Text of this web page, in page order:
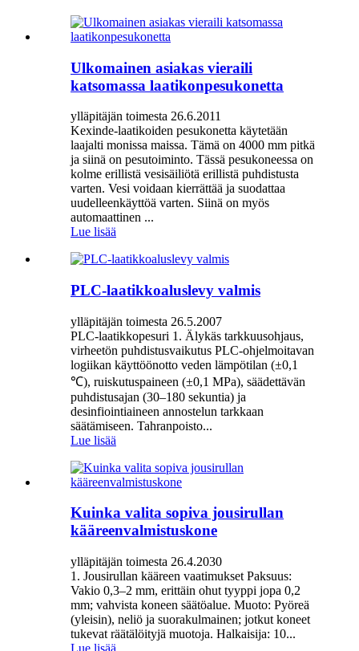
Ulkomainen asiakas vieraili
katsomassa laatikonpesukonetta
ylläpitäjän toimesta 26.6.2011
Kexinde-laatikoiden pesukonetta käytetään
laajalti monissa maissa. Tämä on 4000 mm pitkä
ja siinä on pesutoiminto. Tässä pesukoneessa on
kolme erillistä vesisäiliötä erillistä puhdistusta
varten. Vesi voidaan kierrättää ja suodattaa
uudelleenkäyttöä varten. Siinä on myös
automaattinen ...
Lue lisää
PLC-laatikkoaluslevy valmis
ylläpitäjän toimesta 26.5.2007
PLC-laatikkopesuri 1. Älykäs tarkkuusohjaus,
virheetön puhdistusvaikutus PLC-ohjelmoitavan
logiikan käyttöönotto veden lämpötilan (±0,1
℃), ruiskutuspaineen (±0,1 MPa), säädettävän
puhdistusajan (30–180 sekuntia) ja
desinfiointiaineen annostelun tarkkaan
säätämiseen. Tahranpoisto...
Lue lisää
Kuinka valita sopiva jousirullan
kääreenvalmistuskone
ylläpitäjän toimesta 26.4.2030
1. Jousirullan kääreen vaatimukset Paksuus:
Vakio 0,3–2 mm, erittäin ohut tyyppi jopa 0,2
mm; vahvista koneen säätöalue. Muoto: Pyöreä
(yleisin), neliö ja suorakulmainen; jotkut koneet
tukevat räätälöityjä muotoja. Halkaisija: 10...